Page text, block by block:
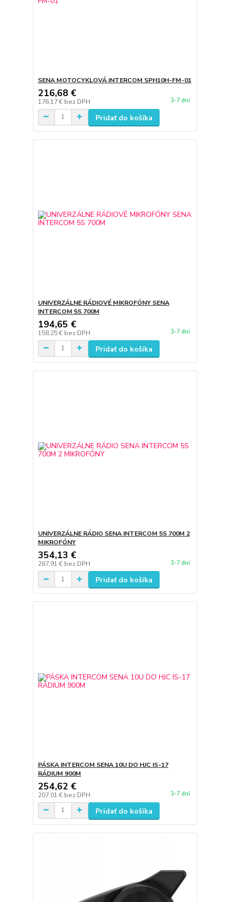
SENA MOTOCYKLOVÁ INTERCOM SPH10H-FM-01
216,68 €
176,17 € bez DPH 3-7 dní
Pridať do košíka
UNIVERZÁLNE RÁDIOVÉ MIKROFÓNY SENA
INTERCOM 5S 700M
194,65 €
158,25 € bez DPH 3-7 dní
Pridať do košíka
UNIVERZÁLNE RÁDIO SENA INTERCOM 5S 700M 2
MIKROFÓNY
354,13 €
287,91 € bez DPH 3-7 dní
Pridať do košíka
PÁSKA INTERCOM SENA 10U DO HJC IS-17
RÁDIUM 900M
254,62 €
207,01 € bez DPH 3-7 dní
Pridať do košíka